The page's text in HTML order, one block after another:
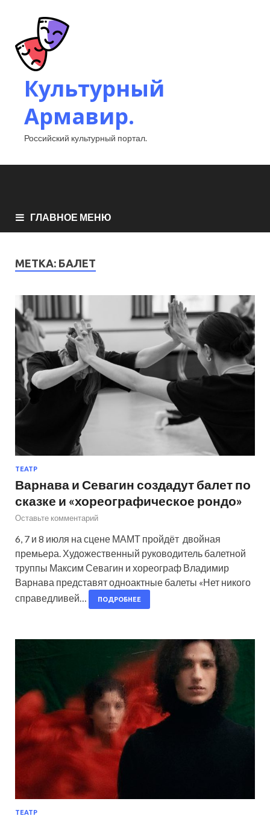
Культурный
Армавир.
Российский культурный портал.
ГЛАВНОЕ МЕНЮ
МЕТКА: БАЛЕТ
ТЕАТР
Варнава и Севагин создадут балет по
сказке и «хореографическое рондо»
Оставьте комментарий
6, 7 и 8 июля на сцене МАМТ пройдёт двойная
премьера. Художественный руководитель балетной
труппы Максим Севагин и хореограф Владимир
Варнава представят одноактные балеты «Нет никого
справедливей…
ПОДРОБНЕЕ
ТЕАТР